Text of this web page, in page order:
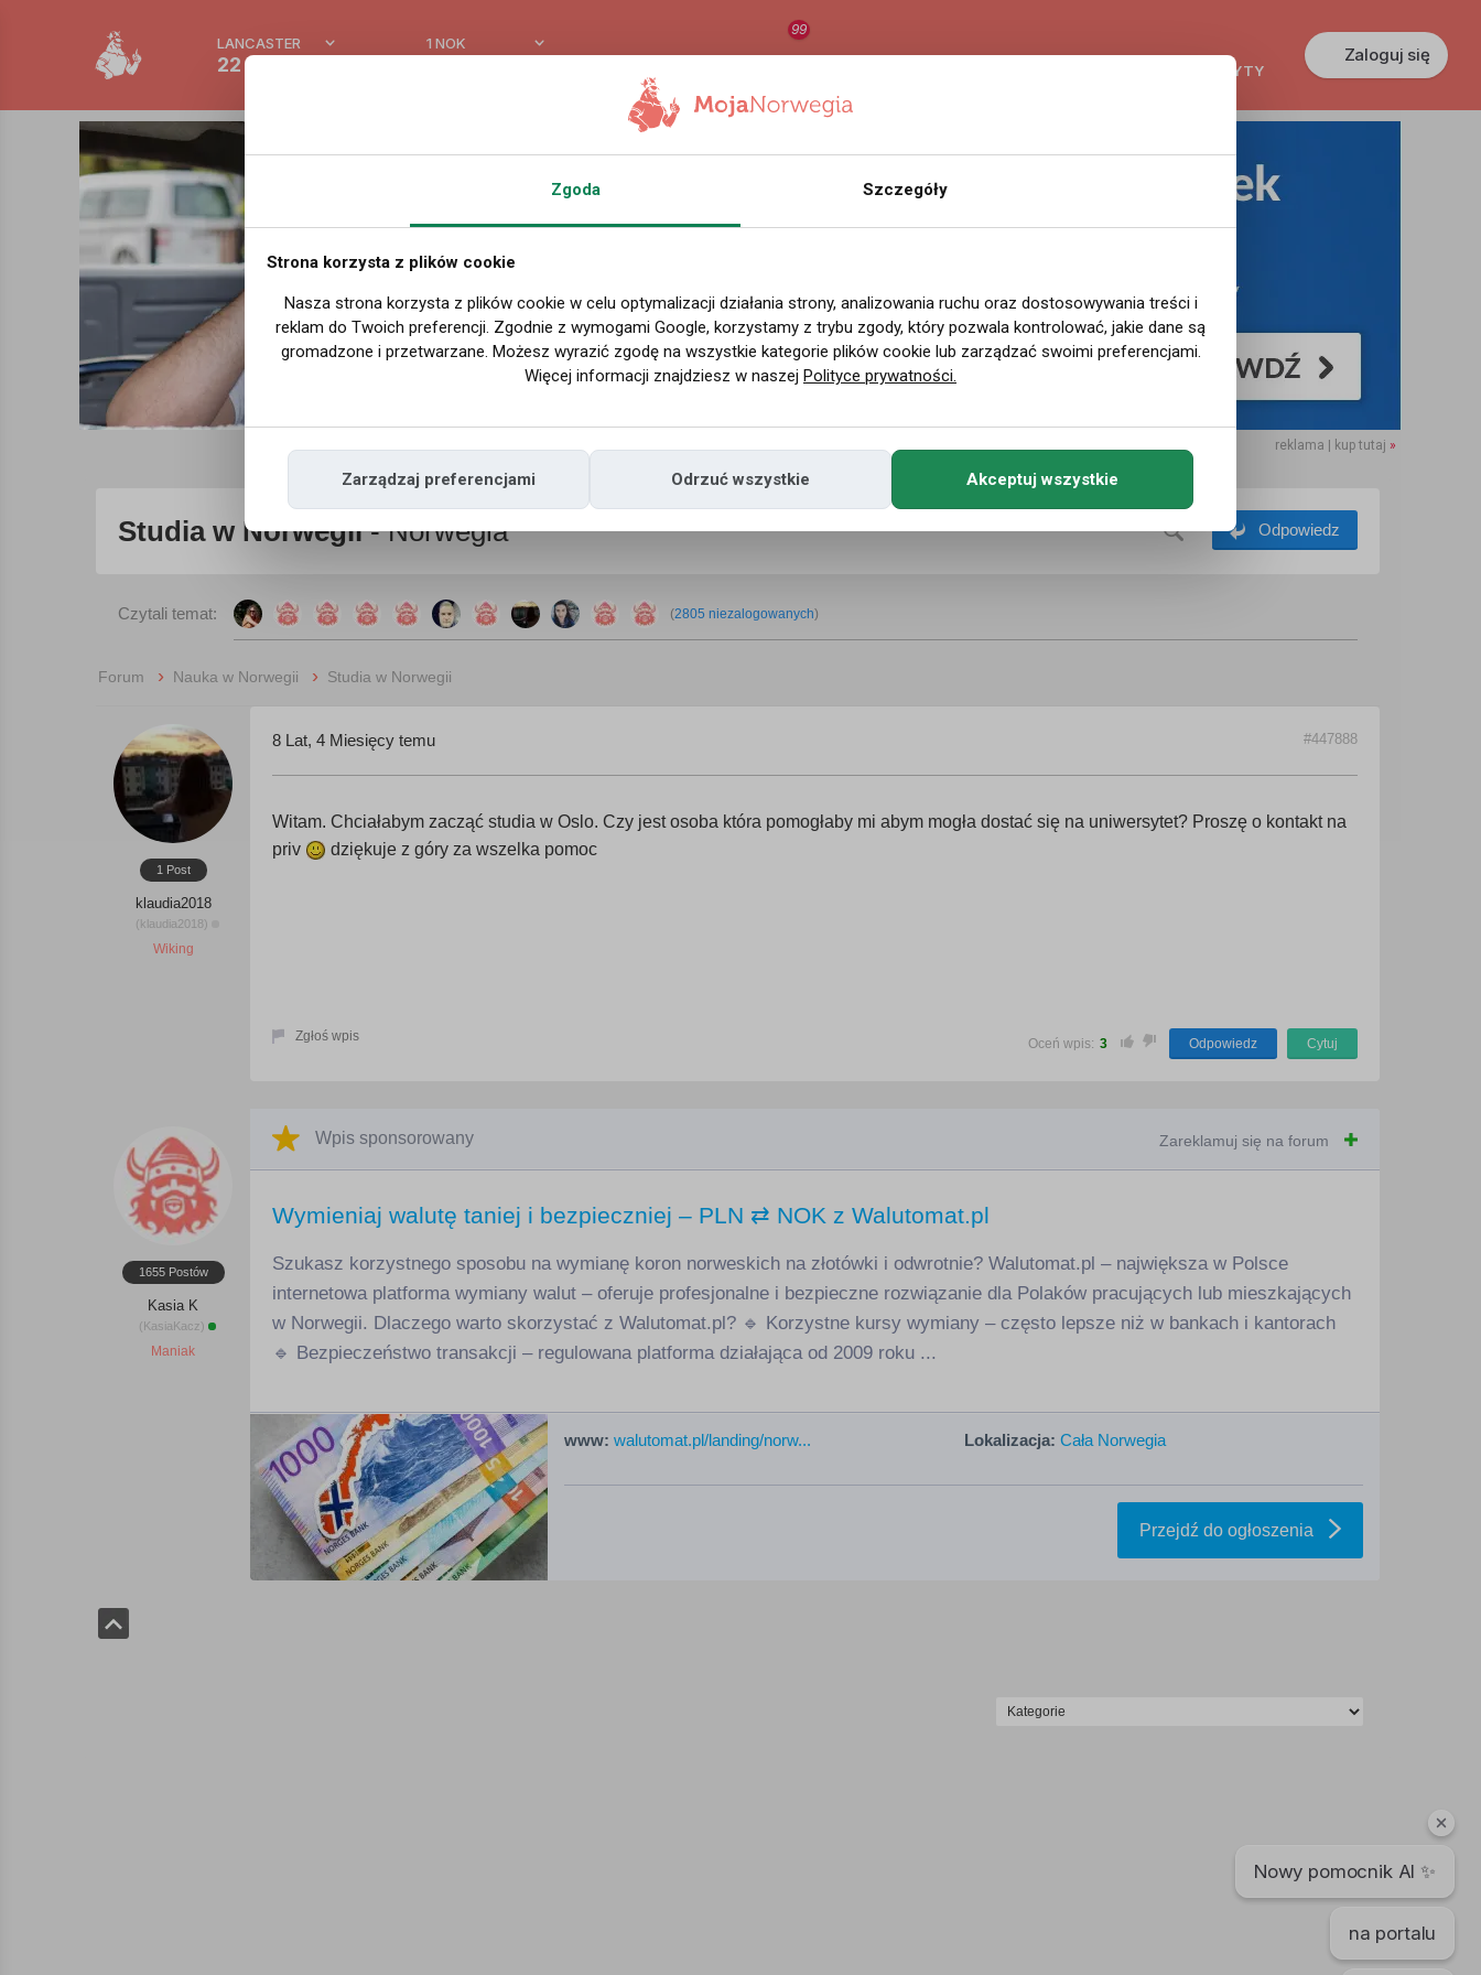
Nowy pomocnik AI ✨
na portalu
LANCASTER
22 °C
1 NOK
99
KREDYTY
Zaloguj się
reklama | kup tutaj »
Odpowiedz
Studia w Norwegii- Norwegia
Czytali temat: (2805 niezalogowanych)
Forum › Nauka w Norwegii › Studia w Norwegii
1 Post
klaudia2018
(klaudia2018)
Wiking
8 Lat, 4 Miesięcy temu #447888
Witam. Chciałabym zacząć studia w Oslo. Czy jest osoba która pomogłaby mi abym mogła dostać się na uniwersytet? Proszę o kontakt na
priv
dziękuje z góry za wszelka pomoc
Zgłoś wpis Oceń wpis: 3 Odpowiedz Cytuj
1655 Postów
Kasia K
(KasiaKacz)
Maniak
Wpis sponsorowany Zareklamuj się na forum
Wymieniaj walutę taniej i bezpieczniej – PLN ⇄ NOK z Walutomat.pl
Szukasz korzystnego sposobu na wymianę koron norweskich na złotówki i odwrotnie? Walutomat.pl – największa w Polsce
internetowa platforma wymiany walut – oferuje profesjonalne i bezpieczne rozwiązanie dla Polaków pracujących lub mieszkających
w Norwegii. Dlaczego warto skorzystać z Walutomat.pl? 🔹 Korzystne kursy wymiany – często lepsze niż w bankach i kantorach
🔹 Bezpieczeństwo transakcji – regulowana platforma działająca od 2009 roku ...
www: walutomat.pl/landing/norw... Lokalizacja: Cała Norwegia
Przejdź do ogłoszenia
Zgoda Szczegóły
Strona korzysta z plików cookie
Nasza strona korzysta z plików cookie w celu optymalizacji działania strony, analizowania ruchu oraz dostosowywania treści i
reklam do Twoich preferencji. Zgodnie z wymogami Google, korzystamy z trybu zgody, który pozwala kontrolować, jakie dane są
gromadzone i przetwarzane. Możesz wyrazić zgodę na wszystkie kategorie plików cookie lub zarządzać swoimi preferencjami.
Więcej informacji znajdziesz w naszej Polityce prywatności.
Zarządzaj preferencjami Odrzuć wszystkie Akceptuj wszystkie